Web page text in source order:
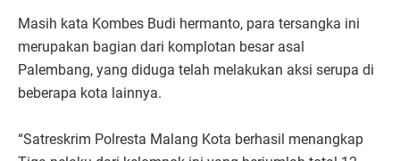
Masih kata Kombes Budi hermanto, para tersangka ini
merupakan bagian dari komplotan besar asal
Palembang, yang diduga telah melakukan aksi serupa di
beberapa kota lainnya.
“Satreskrim Polresta Malang Kota berhasil menangkap